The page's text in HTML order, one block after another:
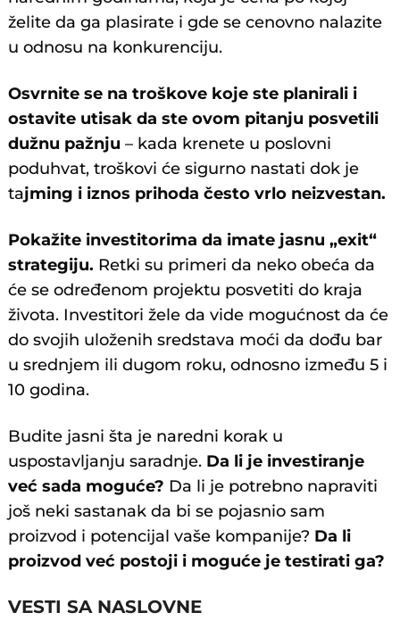
želite da ga plasirate i gde se cenovno nalazite
u odnosu na konkurenciju.
Osvrnite se na troškove koje ste planirali i
ostavite utisak da ste ovom pitanju posvetili
dužnu pažnju – kada krenete u poslovni
poduhvat, troškovi će sigurno nastati dok je
tajming i iznos prihoda često vrlo neizvestan.
Pokažite investitorima da imate jasnu „exit“
strategiju. Retki su primeri da neko obeća da
će se određenom projektu posvetiti do kraja
života. Investitori žele da vide mogućnost da će
do svojih uloženih sredstava moći da dođu bar
u srednjem ili dugom roku, odnosno između 5 i
10 godina.
Budite jasni šta je naredni korak u
uspostavljanju saradnje. Da li je investiranje
već sada moguće? Da li je potrebno napraviti
još neki sastanak da bi se pojasnio sam
proizvod i potencijal vaše kompanije? Da li
proizvod već postoji i moguće je testirati ga?
VESTI SA NASLOVNE